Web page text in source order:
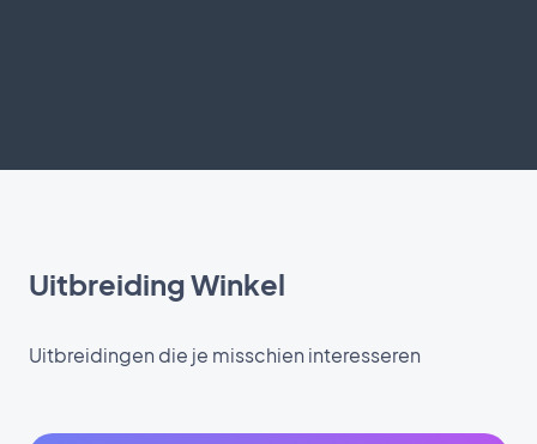
Uitbreiding Winkel
Uitbreidingen die je misschien interesseren